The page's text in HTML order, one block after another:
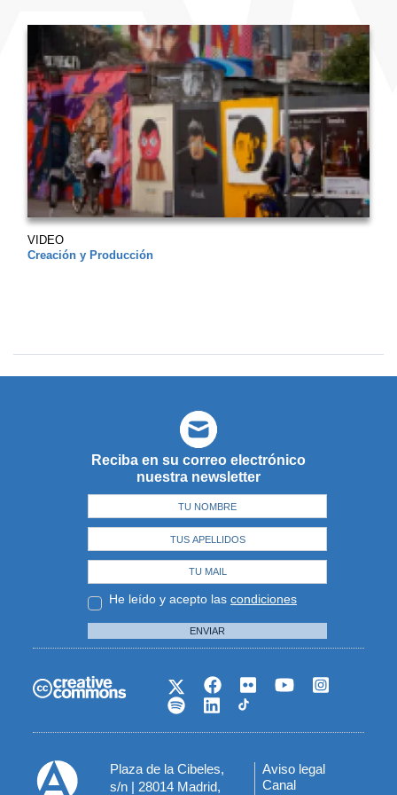
VIDEO
Creación y Producción
Reciba en su correo electrónico
nuestra newsletter
He leído y acepto las condiciones
ENVIAR
Plaza de la Cibeles,
s/n | 28014 Madrid,
Menú
Aviso legal
Canal